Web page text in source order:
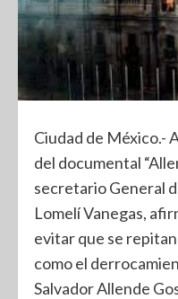
Ciudad de México.-
del documental
secretario General
Lomelí Vanegas,
evitar que se
como el
Salvador Allende